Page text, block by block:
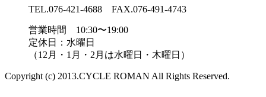
TEL.076-421-4688 FAX.076-491-4743
営業時間 10:30〜19:00
定休日：水曜日
（12月・1月・2月は水曜日・木曜日）
Copyright (c) 2013.CYCLE ROMAN All Rights Reserved.